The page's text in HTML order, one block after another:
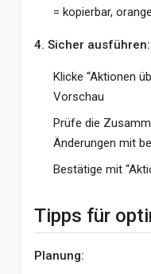
= kopierbar,
4. Sicher ausführen:
Klicke “Aktionen
Vorschau
Prüfe die
Änderungen mit
Bestätige mit
Tipps für
Planung: